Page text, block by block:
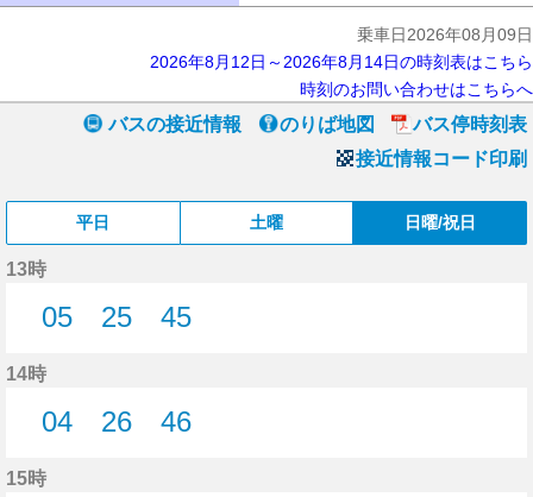
乗車日2026年08月09日
2026年8月12日～2026年8月14日の時刻表はこちら
時刻のお問い合わせはこちらへ
バスの接近情報 のりば地図
バス停時刻表
接近情報コード印刷
平日 土曜 日曜/祝日
13時
05
25
45
14時
04
26
46
15時